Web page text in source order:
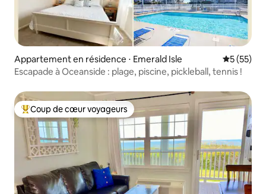
Appartement en résidence ⋅ Emerald Isle
5 (55)
Escapade à Oceanside : plage, piscine, pickleball, tennis !
Coups de cœur voyageurs les plus appréciés
Coup de cœur voyageurs